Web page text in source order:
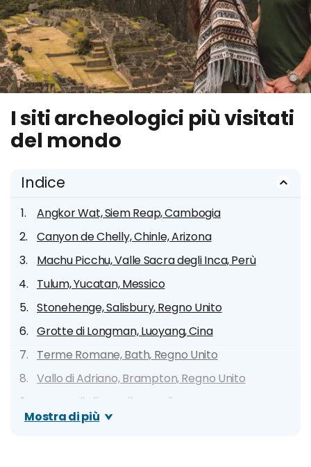
I siti archeologici più visitati
del mondo
Indice
Angkor Wat, Siem Reap, Cambogia
Canyon de Chelly, Chinle, Arizona
Machu Picchu, Valle Sacra degli Inca, Perù
Tulum, Yucatan, Messico
Stonehenge, Salisbury, Regno Unito
Grotte di Longman, Luoyang, Cina
Terme Romane, Bath, Regno Unito
Vallo di Adriano, Brampton, Regno Unito
Grotte di Ellora, Ellora, India
Chichen Itza, Yucatan, Messico
Mostra di più